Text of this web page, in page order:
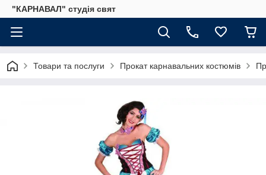
"КАРНАВАЛ" студія свят
Товари та послуги Прокат карнавальних костюмів